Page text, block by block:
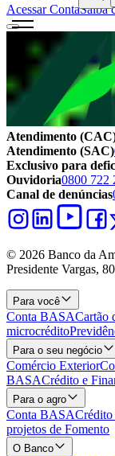
Acessar ContaSaiba
Atendimento
Atendimento (SAC)
Exclusivo para
Ouvidoria0800 722
Canal de denúncias
© 2026 Banco da
Presidente Vargas,
Para você
Conta BASACartão
microcrédito
Para o seu negócio
Comércio Exterior
BASACrédito e
Para o agro
Conta BASACrédito
projetos de Fomento
O Banco